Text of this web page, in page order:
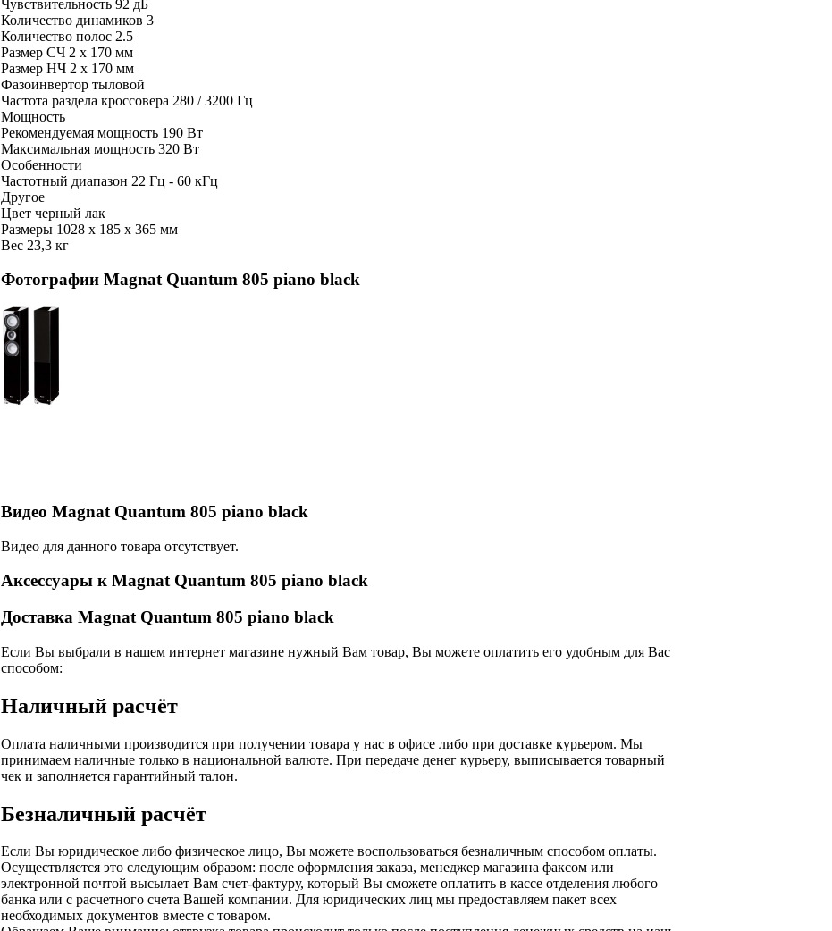
Чувствительность 92 дБ
Количество динамиков 3
Количество полос 2.5
Размер СЧ 2 x 170 мм
Размер НЧ 2 x 170 мм
Фазоинвертор тыловой
Частота раздела кроссовера 280 / 3200 Гц
Мощность
Рекомендуемая мощность 190 Вт
Максимальная мощность 320 Вт
Особенности
Частотный диапазон 22 Гц - 60 кГц
Другое
Цвет черный лак
Размеры 1028 x 185 x 365 мм
Вес 23,3 кг
Фотографии Magnat Quantum 805 piano black
Видео Magnat Quantum 805 piano black
Видео для данного товара отсутствует.
Аксессуары к Magnat Quantum 805 piano black
Доставка Magnat Quantum 805 piano black
Если Вы выбрали в нашем интернет магазине нужный Вам товар, Вы можете оплатить его удобным для Вас
способом:
Наличный расчёт
Оплата наличными производится при получении товара у нас в офисе либо при доставке курьером. Мы
принимаем наличные только в национальной валюте. При передаче денег курьеру, выписывается товарный
чек и заполняется гарантийный талон.
Безналичный расчёт
Если Вы юридическое либо физическое лицо, Вы можете воспользоваться безналичным способом оплаты.
Осуществляется это следующим образом: после оформления заказа, менеджер магазина факсом или
электронной почтой высылает Вам счет-фактуру, который Вы сможете оплатить в кассе отделения любого
банка или с расчетного счета Вашей компании. Для юридических лиц мы предоставляем пакет всех
необходимых документов вместе с товаром.